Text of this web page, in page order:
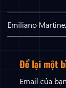
Emiliano
Để lại một
Email của